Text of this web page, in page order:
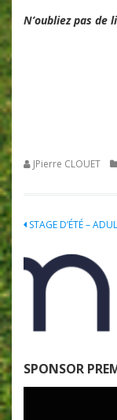
N’oubliez pas
JPierre CLOUET
de
l’article
STAGE D’ÉTÉ –
SPONSOR